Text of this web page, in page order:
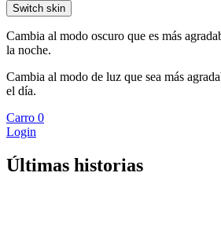
Switch skin
Cambia al modo oscuro que es más
la noche.
Cambia al modo de luz que sea más
el día.
Carro 0
Login
Últimas historias